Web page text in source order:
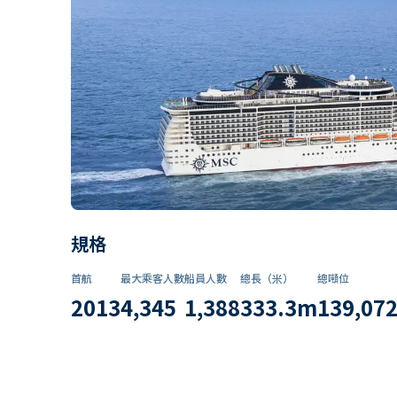
規格
首航
2013
最大乘客人數
4,345
船員人數
1,388
總長（米）
333.3m
總噸位
139,072